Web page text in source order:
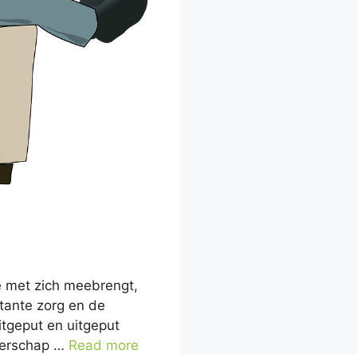
met zich meebrengt,
zorg en de
en uitgeput
… Read more